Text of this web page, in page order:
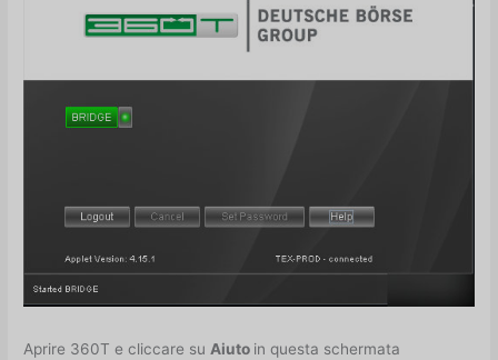
Aprire 360T e cliccare suAiuto in questa schermata